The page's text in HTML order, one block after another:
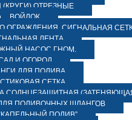
(КРУГИ) ОТРЕЗНЫЕ
ВОЙЛОК
ОГРАЖДЕНИЯ, СИГНАЛЬНАЯ
ЛЕНТА
НАСОС ГНОМ.
И ОГОРОД
ДЛЯ ПОЛИВА
СЕТКА
СОЛНЦЕЗАЩИТНАЯ
ПОЛИВОЧНЫХ ШЛАНГОВ
ПОЛИВ”